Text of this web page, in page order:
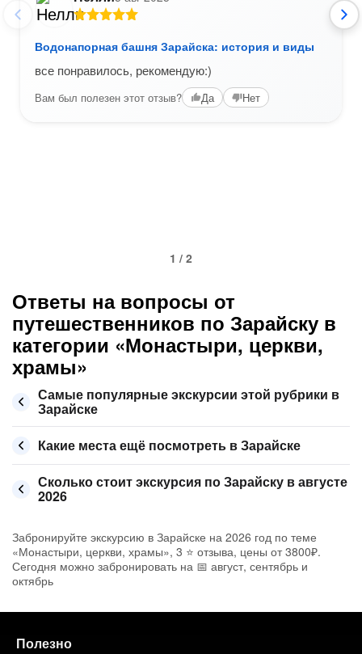
Водонапорная башня Зарайска: история и виды
все понравилось, рекомендую:)
Вам был полезен этот отзыв? Да Нет
1 / 2
Ответы на вопросы от
путешественников по Зарайску в
категории «Монастыри, церкви,
храмы»
Самые популярные экскурсии этой рубрики в
Зарайске
Какие места ещё посмотреть в Зарайске
Сколько стоит экскурсия по Зарайску в августе
2026
Забронируйте экскурсию в Зарайске на 2026 год по теме
«Монастыри, церкви, храмы», 3 ⭐ отзыва, цены от 3800₽.
Сегодня можно забронировать на 📅 август, сентябрь и
октябрь
Полезно